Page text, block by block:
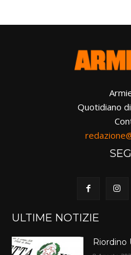
Quotidiano
ULTIME NOTIZIE
Riordino